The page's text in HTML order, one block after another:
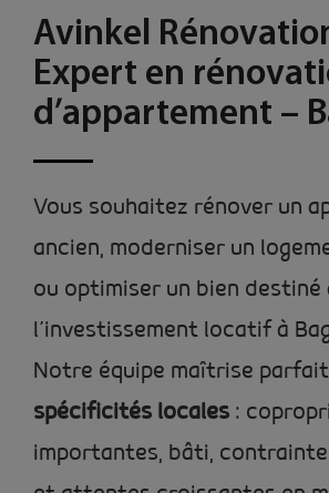
Avinkel
Expert en
d’appartement –
Vous souhaitez rénover un
ancien, moderniser un
ou optimiser un bien destiné
l’investissement locatif à
Notre équipe maîtrise
spécificités locales :
importantes, bâti,